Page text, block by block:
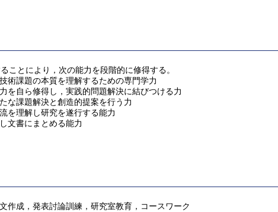
ことにより，次の能力を段階的に修得する。
術課題の本質を理解するための専門学力
を自ら修得し，実践的問題解決に結びつける力
な課題解決と創造的提案を行う力
を理解し研究を遂行する能力
文書にまとめる能力
作成，発表討論訓練，研究室教育，コースワーク